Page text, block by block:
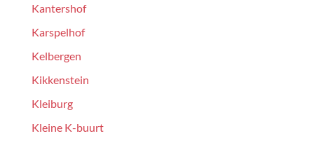
Kantershof
Karspelhof
Kelbergen
Kikkenstein
Kleiburg
Kleine K-buurt